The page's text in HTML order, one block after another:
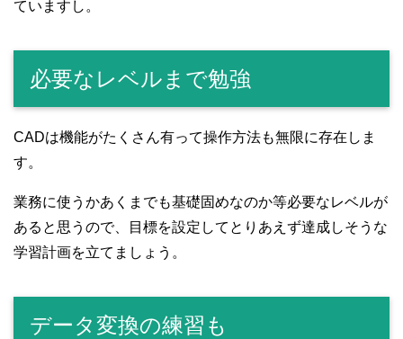
ていますし。
必要なレベルまで勉強
CADは機能がたくさん有って操作方法も無限に存在しま
す。
業務に使うかあくまでも基礎固めなのか等必要なレベルが
あると思うので、目標を設定してとりあえず達成しそうな
学習計画を立てましょう。
データ変換の練習も